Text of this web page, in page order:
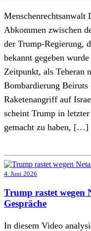
Menschenrechtsanwalt
Abkommen zwischen
der Trump-Regierung,
bekannt gegeben
Zeitpunkt, als Teheran
Bombardierung Beiruts
Raketenangriff auf
scheint Trump in
gemacht zu haben, […]
4. Juni 2026
Trump rastet wegen
Gespräche
In diesem Video